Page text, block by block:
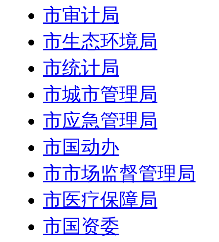
市审计局
市生态环境局
市统计局
市城市管理局
市应急管理局
市国动办
市市场监督管理局
市医疗保障局
市国资委